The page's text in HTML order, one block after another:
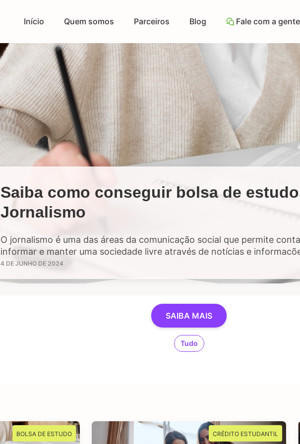
Início Quem somos Parceiros Blog Fale com a gente
Saiba como conseguir bolsa de
Jornalismo
O jornalismo é uma das áreas da comunicação social que permite
informar e manter uma sociedade livre através de notícias e
sejam de interesse público e, sobretudo, impactem a vida das pessoas.
4 DE JUNHO DE 2024
SAIBA MAIS
Tudo
BOLSA DE ESTUDO CRÉDITO ESTUDANTIL